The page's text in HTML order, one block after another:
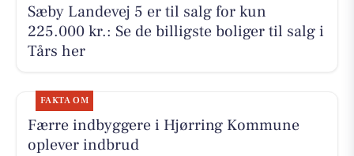
Sæby Landevej 5 er til salg for kun
225.000 kr.: Se de billigste boliger til salg i
Tårs her
FAKTA OM
Færre indbyggere i Hjørring Kommune
oplever indbrud